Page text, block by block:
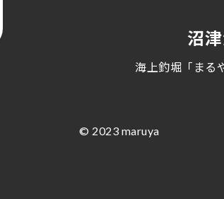
沼
海上釣堀「まる
© 2023 maruya